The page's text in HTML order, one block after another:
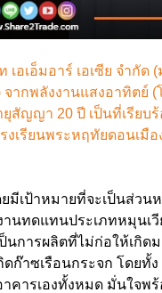
เอ็มอาร์ เอเซีย จำกัด (
กพลังงานแสงอาทิตย์ (
สัญญา 20 ปี เป็นที่เรียบ
เรียนพระหฤทัยดอนเมื
มีเป้าหมายที่จะเป็นส่วน
นทดแทนประเภทหมุนเ
นการผลิตที่ไม่ก่อให้เกิ
าซเรือนกระจก โดยทั้ง
คารเองทั้งหมด มั่นใจพ